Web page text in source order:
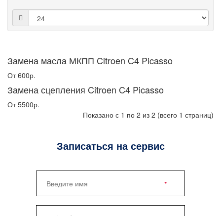
Замена масла МКПП Citroen C4 Picasso
От 600р.
Замена сцепления Citroen C4 Picasso
От 5500р.
Показано с 1 по 2 из 2 (всего 1 страниц)
Записаться на сервис